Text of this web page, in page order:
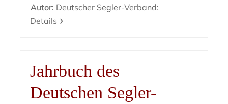
Autor: Deutscher Segler-Verband:
Details
Jahrbuch des
Deutschen Segler-